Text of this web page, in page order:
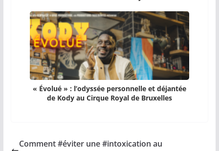
« Évolué » : l’odyssée personnelle et déjantée
de Kody au Cirque Royal de Bruxelles
Comment #éviter une #intoxication au